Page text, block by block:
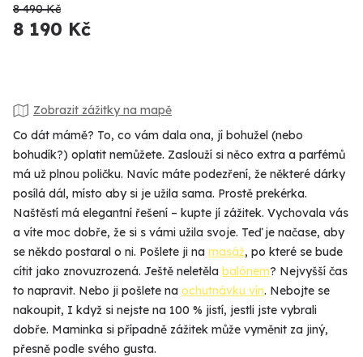
8 490 Kč
8 190 Kč
Zobrazit zážitky na mapě
Co dát mámě? To, co vám dala ona, jí bohužel (nebo
bohudík?) oplatit nemůžete. Zaslouží si něco extra a parfémů
má už plnou poličku. Navíc máte podezření, že některé dárky
posílá dál, místo aby si je užila sama. Prostě prekérka.
Naštěstí má elegantní řešení – kupte jí zážitek. Vychovala vás
a víte moc dobře, že si s vámi užila svoje. Teď je načase, aby
se někdo postaral o ni. Pošlete ji na masáž, po které se bude
cítit jako znovuzrozená. Ještě neletěla balónem? Nejvyšší čas
to napravit. Nebo ji pošlete na ochutnávku vín. Nebojte se
nakoupit, I když si nejste na 100 % jistí, jestli jste vybrali
dobře. Maminka si případně zážitek může vyměnit za jiný,
přesně podle svého gusta.